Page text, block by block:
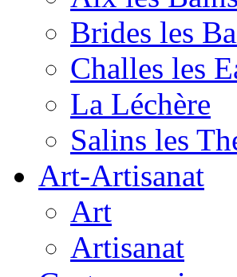
Brides les
Challes les
La Léchère
Salins les
Art-Artisanat
Art
Artisanat